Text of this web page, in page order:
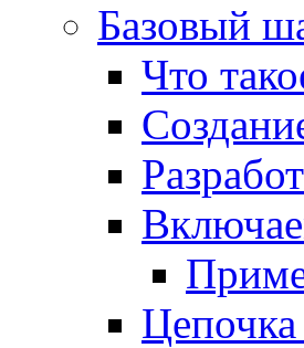
Базовый
Что